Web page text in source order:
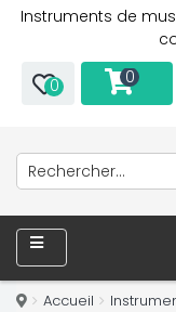
Instruments de
0 0
Accueil